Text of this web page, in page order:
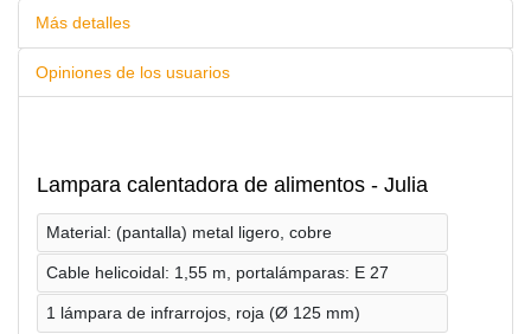
Más detalles
Opiniones de los usuarios
Lampara calentadora de alimentos - Julia
Material: (pantalla) metal ligero, cobre
Cable helicoidal: 1,55 m, portalámparas: E 27
1 lámpara de infrarrojos, roja (Ø 125 mm)